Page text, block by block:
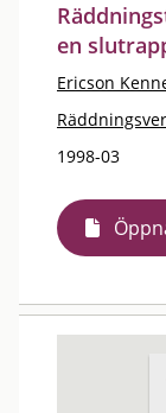
en
Ericson
1998-03